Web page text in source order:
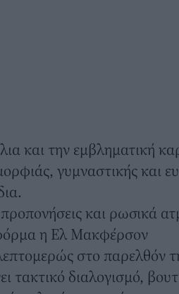
και την εμβληματική
γυμναστικής και
και ρωσικά
η Ελ Μακφέρσον
στο παρελθόν
τακτικό διαλογισμό,